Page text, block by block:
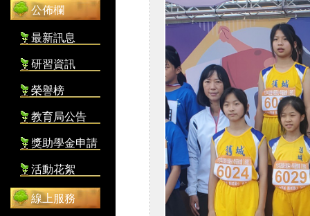
公佈欄
最新訊息
研習資訊
榮譽榜
教育局公告
獎助學金申請
活動花絮
線上服務